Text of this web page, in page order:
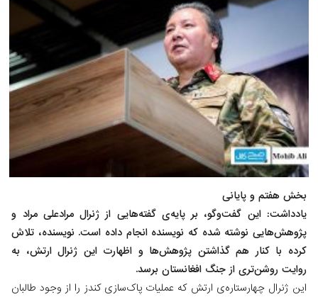
بخش هفتم و پایانی
یادداشت: این گفت‌وگو، بر پایه‌ی گفته‌هایی از ژنرال مرادعلی مراد و
پژوهش‌هایی نوشته شده که نویسنده انجام داده است. نویسنده، تلاش
کرده با کنار هم گذاشتن پژوهش‌ها و اظهارت این ژنرال ارتش، به
روایت روشن‌تری از جنگ افغانستان برسد.
این ژنرال چهارستاره‌ی ارتش که عملیات پاک‌سازی کندز را از وجود طالبان